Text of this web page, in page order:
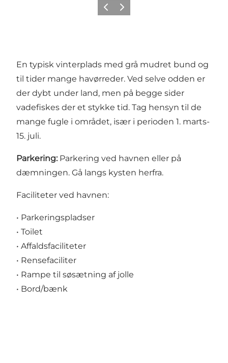
ForrigeNæste
En typisk vinterplads med grå mudret bund og
til tider mange havørreder. Ved selve odden er
der dybt under land, men på begge sider
vadefiskes der et stykke tid. Tag hensyn til de
mange fugle i området, især i perioden 1. marts-
15. juli.
Parkering: Parkering ved havnen eller på
dæmningen. Gå langs kysten herfra.
Faciliteter ved havnen:
• Parkeringspladser
• Toilet
• Affaldsfaciliteter
• Rensefaciliter
• Rampe til søsætning af jolle
• Bord/bænk